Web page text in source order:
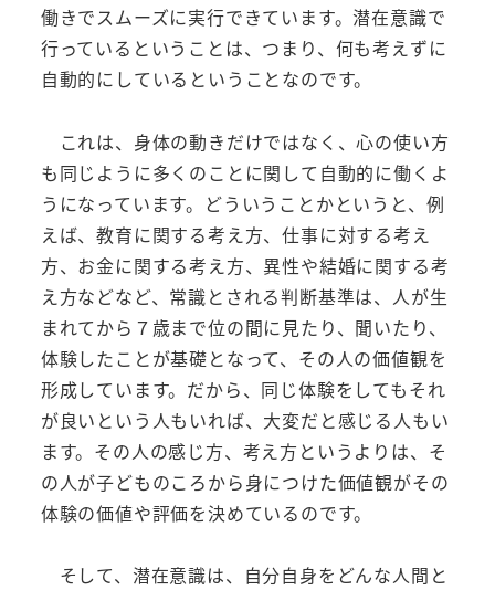
働きでスムーズに実行できています。潜在意識で
行っているということは、つまり、何も考えずに
自動的にしているということなのです。
これは、身体の動きだけではなく、心の使い方
も同じように多くのことに関して自動的に働くよ
うになっています。どういうことかというと、例
えば、教育に関する考え方、仕事に対する考え
方、お金に関する考え方、異性や結婚に関する考
え方などなど、常識とされる判断基準は、人が生
まれてから７歳まで位の間に見たり、聞いたり、
体験したことが基礎となって、その人の価値観を
形成しています。だから、同じ体験をしてもそれ
が良いという人もいれば、大変だと感じる人もい
ます。その人の感じ方、考え方というよりは、そ
の人が子どものころから身につけた価値観がその
体験の価値や評価を決めているのです。
そして、潜在意識は、自分自身をどんな人間と